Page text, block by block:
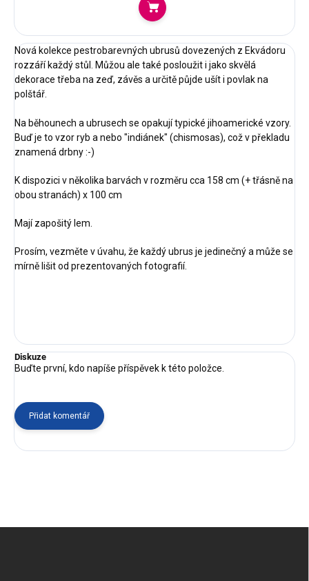
Do košíku
Nová kolekce pestrobarevných ubrusů dovezených z Ekvádoru
rozzáří každý stůl. Můžou ale také posloužit i jako skvělá
dekorace třeba na zeď, závěs a určitě půjde ušít i povlak na
polštář.
Na běhounech a ubrusech se opakují typické jihoamerické vzory.
Buď je to vzor ryb a nebo "indiánek" (chismosas), což v překladu
znamená drbny :-)
K dispozici v několika barvách v rozměru cca 158 cm (+ třásně na
obou stranách) x 100 cm
Mají zapošitý lem.
Prosím, vezměte v úvahu, že každý ubrus je jedinečný a může se
mírně lišit od prezentovaných fotografií.
Diskuze
Buďte první, kdo napíše příspěvek k této položce.
Přidat komentář